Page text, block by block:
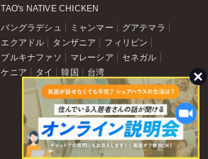
TAO's NATIVE CHICKEN
バングラデシュ ミャンマー
グアテマラ
エクアドル
タンザニア
フィリピン
ブルキナファソ
マレーシア
セネガル
ケニア
タイ 韓国 台湾